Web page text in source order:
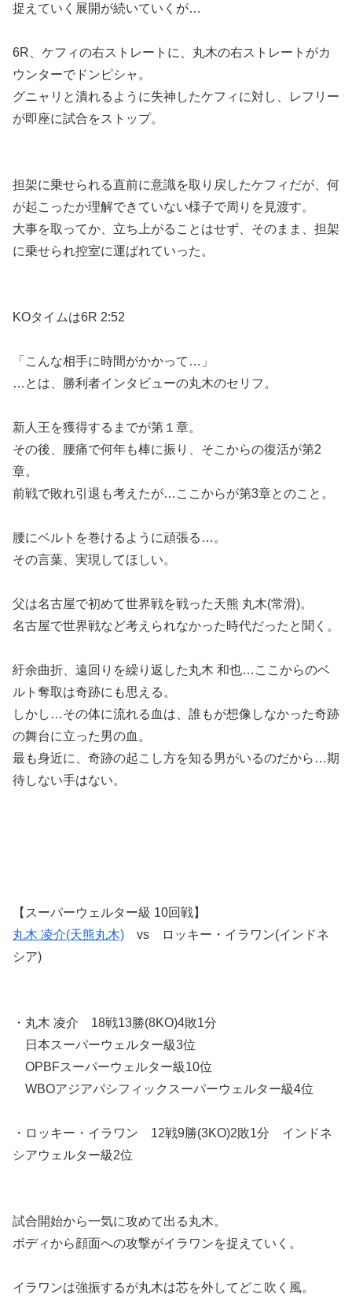
捉えていく展開が続いていくが…
6R、ケフィの右ストレートに、丸木の右ストレートがカ
ウンターでドンピシャ。
グニャリと潰れるように失神したケフィに対し、レフリー
が即座に試合をストップ。
担架に乗せられる直前に意識を取り戻したケフィだが、何
が起こったか理解できていない様子で周りを見渡す。
大事を取ってか、立ち上がることはせず、そのまま、担架
に乗せられ控室に運ばれていった。
KOタイムは6R 2:52
「こんな相手に時間がかかって…」
…とは、勝利者インタビューの丸木のセリフ。
新人王を獲得するまでが第１章。
その後、腰痛で何年も棒に振り、そこからの復活が第2
章。
前戦で敗れ引退も考えたが…ここからが第3章とのこと。
腰にベルトを巻けるように頑張る…。
その言葉、実現してほしい。
父は名古屋で初めて世界戦を戦った天熊 丸木(常滑)。
名古屋で世界戦など考えられなかった時代だったと聞く。
紆余曲折、遠回りを繰り返した丸木 和也…ここからのベ
ルト奪取は奇跡にも思える。
しかし…その体に流れる血は、誰もが想像しなかった奇跡
の舞台に立った男の血。
最も身近に、奇跡の起こし方を知る男がいるのだから…期
待しない手はない。
【スーパーウェルター級 10回戦】
丸木 凌介(天熊丸木) vs ロッキー・イラワン(インドネ
シア)
・丸木 凌介 18戦13勝(8KO)4敗1分
日本スーパーウェルター級3位
OPBFスーパーウェルター級10位
WBOアジアパシフィックスーパーウェルター級4位
・ロッキー・イラワン 12戦9勝(3KO)2敗1分 インドネ
シアウェルター級2位
試合開始から一気に攻めて出る丸木。
ボディから顔面への攻撃がイラワンを捉えていく。
イラワンは強振するが丸木は芯を外してどこ吹く風。